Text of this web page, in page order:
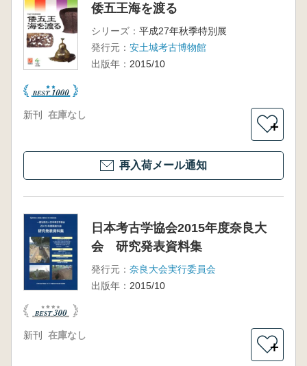
倭五王海を渡る
シリーズ： 平成27年秋季特別展
発行元： 安土城考古博物館
出版年： 2015/10
新刊 在庫なし
＋
再入荷メール通知
日本考古学協会2015年度奈良大
会 研究発表資料集
発行元： 奈良大会実行委員会
出版年： 2015/10
新刊 在庫なし
＋